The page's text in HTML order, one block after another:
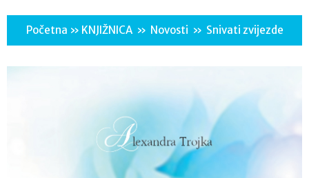
Početna » KNJIŽNICA » Novosti » Snivati zvijezde